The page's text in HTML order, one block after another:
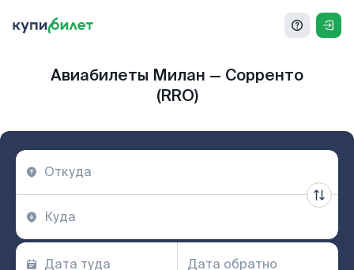
Авиабилеты Милан — Сорренто
(RRO)